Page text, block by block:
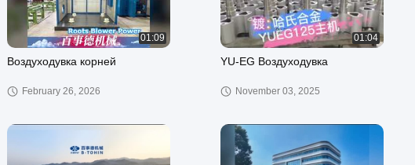
01:09
Воздуходувка корней
February 26, 2026
01:04
YU-EG Воздуходувка
November 03, 2025